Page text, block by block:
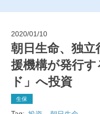
2020/01/10
朝日生命、独立
援機構が発行
ド」へ投資
生保